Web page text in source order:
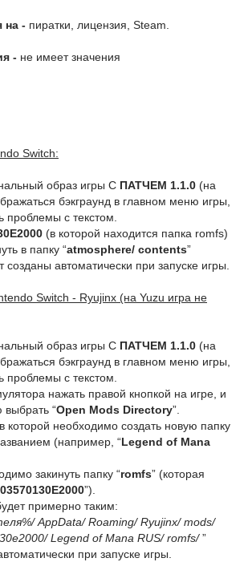
на - пиратки, лицензия, Steam.
- не имеет значения
Switch:
образ игры С ПАТЧЕМ 1.1.0 (на
бэкграунд в главном меню игры,
проблемы с текстом.
(в которой находится папка romfs)
в папку “atmosphere/ contents”
автоматически при запуске игры.
Switch - Ryujinx (на Yuzu игра не
образ игры С ПАТЧЕМ 1.1.0 (на
бэкграунд в главном меню игры,
проблемы с текстом.
нажать правой кнопкой на игре, и
выбрать “Open Mods Directory”.
которой необходимо создать новую папку
(например, “Legend of Mana
закинуть папку “romfs” (которая
”).
примерно таким:
AppData/ Roaming/ Ryujinx/ mods/
Legend of Mana RUS/ romfs/”
при запуске игры.